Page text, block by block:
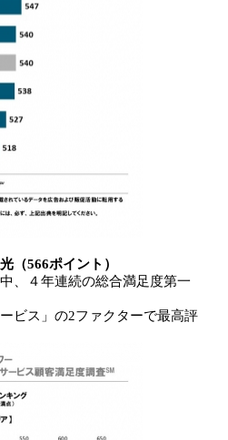
（566ポイント）
、４年連続の総合満足度第一
ビス」の2ファクターで最高評